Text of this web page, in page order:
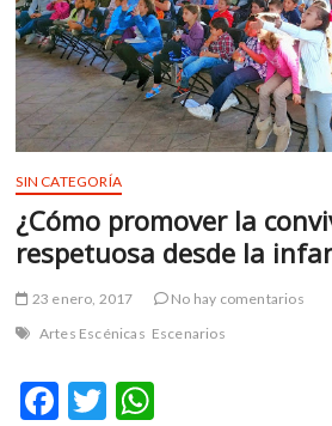
SIN CATEGORÍA
¿Cómo promover la
respetuosa desde la
23 enero, 2017
No hay comentarios
Artes Escénicas Escenarios
F
T